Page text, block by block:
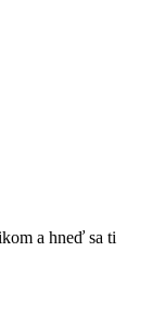
a hneď sa ti